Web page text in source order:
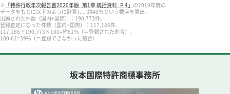
※ 「特許行政年次報告書2020年版_第1章 統括資料_P.4」 の2019年度の
データをもとに以下のように計算し、約40％という数字を算出。
出願された件数（国内+国際）：190,773件、
登録査定になった件数（国内+国際）：117,186件、
117,186÷190,773×100=約61%（＝登録された割合）、
100-61=39%（＝登録できなかった割合）
坂本国際特許商標事務所